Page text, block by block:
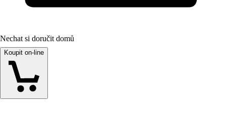
Nechat si doručit domů
Koupit on-line